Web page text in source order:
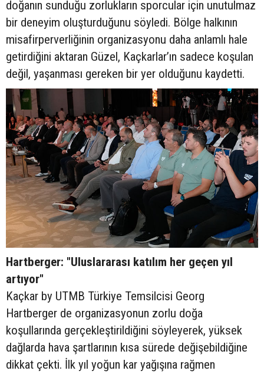
doğanın sunduğu zorlukların sporcular için unutulmaz
bir deneyim oluşturduğunu söyledi. Bölge halkının
misafirperverliğinin organizasyonu daha anlamlı hale
getirdiğini aktaran Güzel, Kaçkarlar’ın sadece koşulan
değil, yaşanması gereken bir yer olduğunu kaydetti.
Hartberger: "Uluslararası katılım her geçen yıl
artıyor"
Kaçkar by UTMB Türkiye Temsilcisi Georg
Hartberger de organizasyonun zorlu doğa
koşullarında gerçekleştirildiğini söyleyerek, yüksek
dağlarda hava şartlarının kısa sürede değişebildiğine
dikkat çekti. İlk yıl yoğun kar yağışına rağmen